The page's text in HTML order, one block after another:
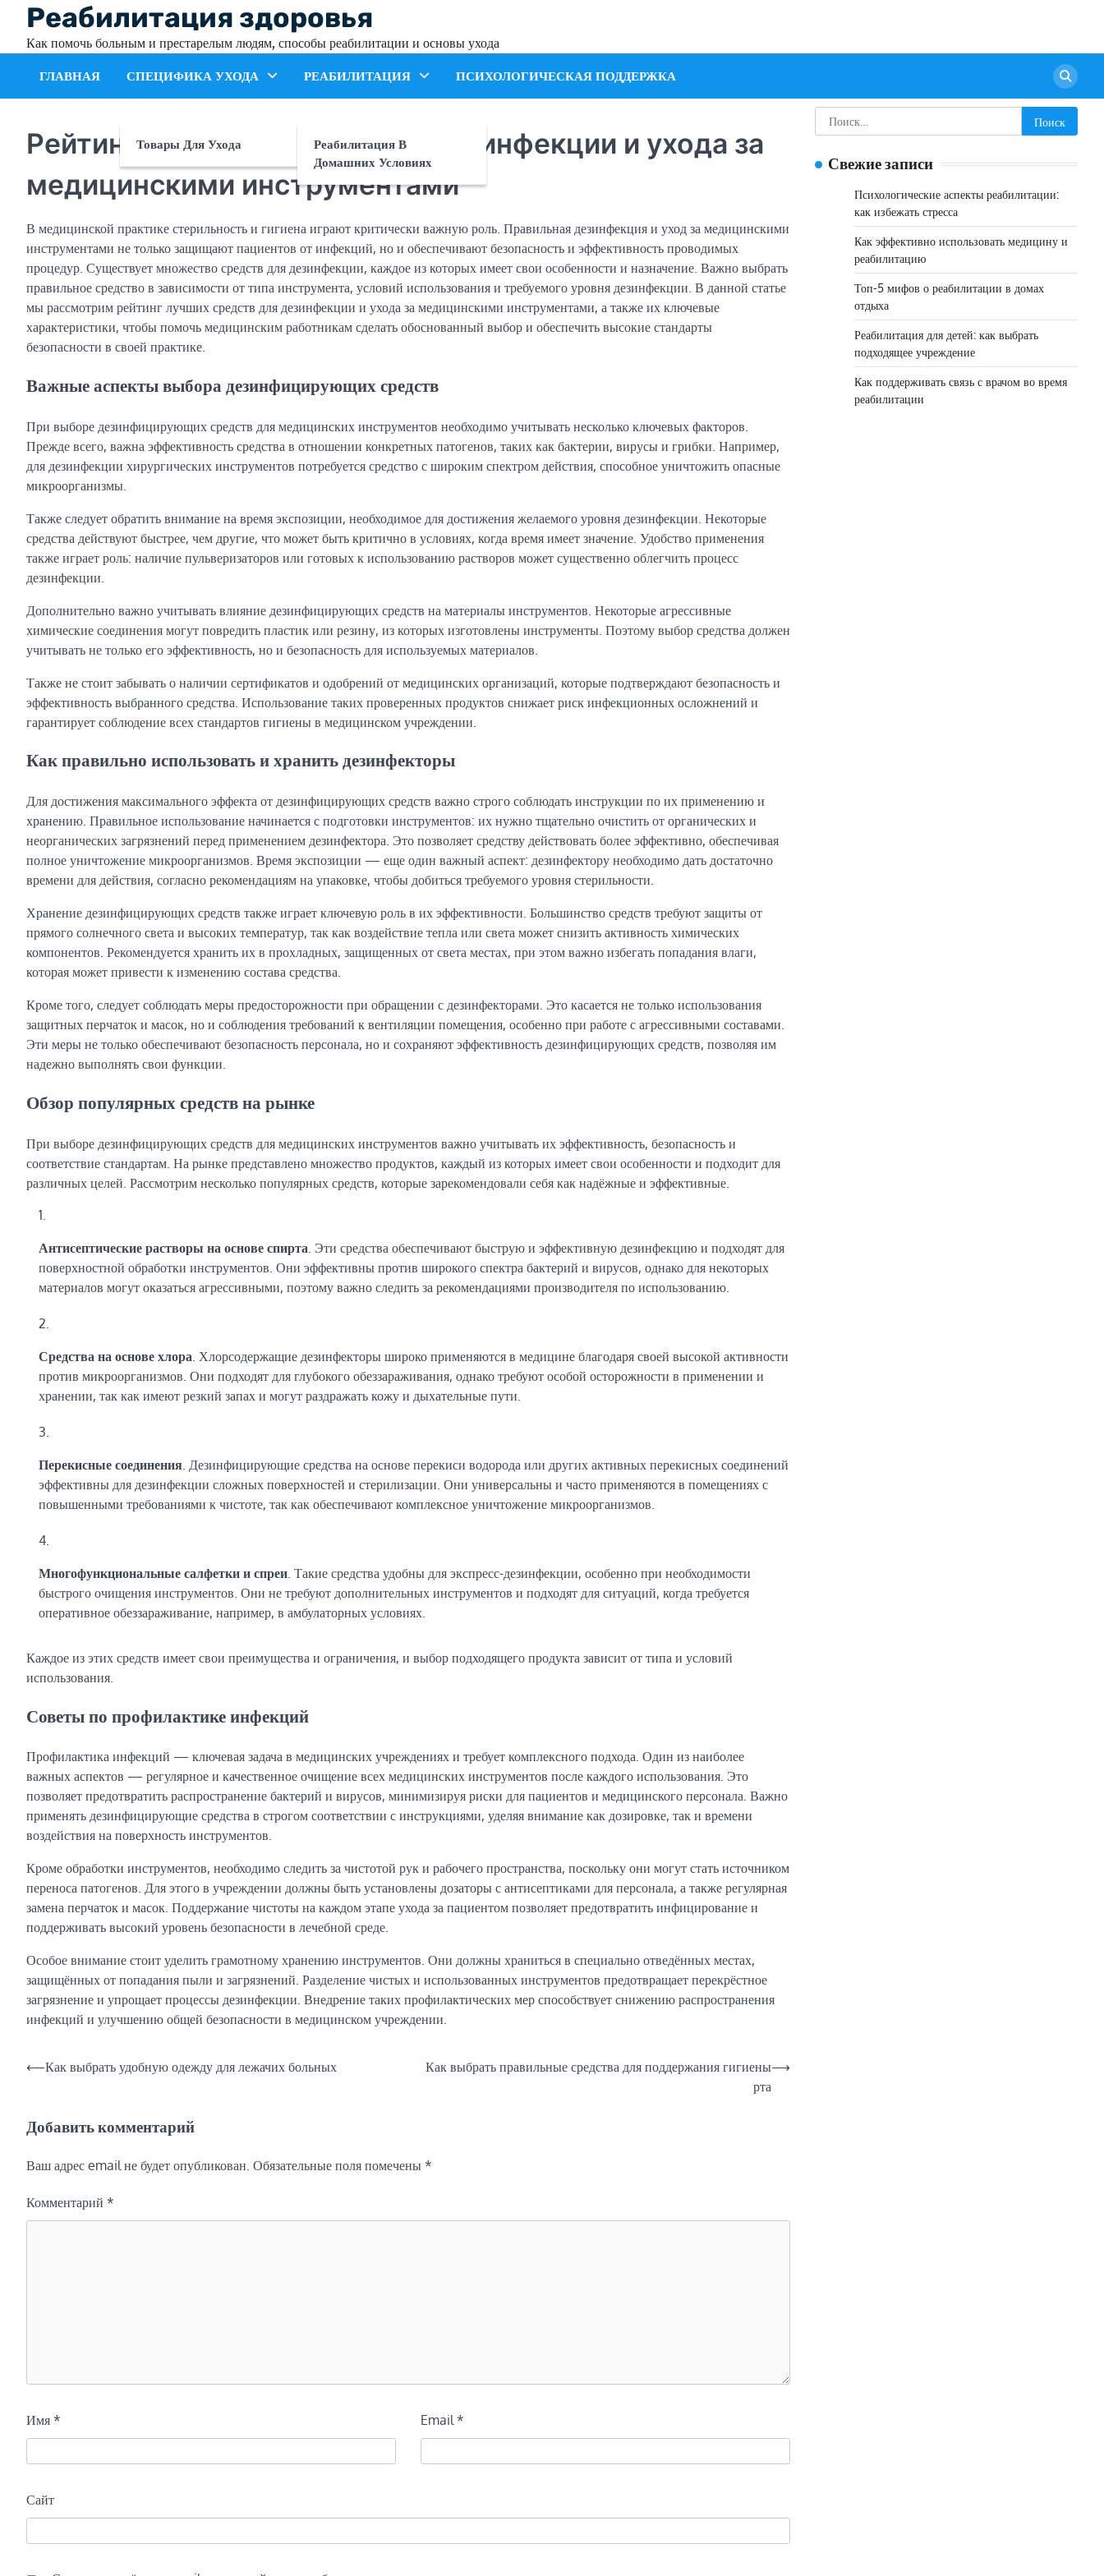
content
Реабилитация здоровья
Как помочь больным и престарелым людям, способы реабилитации и основы ухода
ГЛАВНАЯ СПЕЦИФИКА УХОДА
Товары Для Ухода
РЕАБИЛИТАЦИЯ
Реабилитация В
Домашних Условиях
ПСИХОЛОГИЧЕСКАЯ ПОДДЕРЖКА
Рейтинг лучших средств для дезинфекции и ухода за
медицинскими инструментами
В медицинской практике стерильность и гигиена играют критически важную роль. Правильная дезинфекция и уход за медицинскими
инструментами не только защищают пациентов от инфекций, но и обеспечивают безопасность и эффективность проводимых
процедур. Существует множество средств для дезинфекции, каждое из которых имеет свои особенности и назначение. Важно выбрать
правильное средство в зависимости от типа инструмента, условий использования и требуемого уровня дезинфекции. В данной статье
мы рассмотрим рейтинг лучших средств для дезинфекции и ухода за медицинскими инструментами, а также их ключевые
характеристики, чтобы помочь медицинским работникам сделать обоснованный выбор и обеспечить высокие стандарты
безопасности в своей практике.
Важные аспекты выбора дезинфицирующих средств
При выборе дезинфицирующих средств для медицинских инструментов необходимо учитывать несколько ключевых факторов.
Прежде всего, важна эффективность средства в отношении конкретных патогенов, таких как бактерии, вирусы и грибки. Например,
для дезинфекции хирургических инструментов потребуется средство с широким спектром действия, способное уничтожить опасные
микроорганизмы.
Также следует обратить внимание на время экспозиции, необходимое для достижения желаемого уровня дезинфекции. Некоторые
средства действуют быстрее, чем другие, что может быть критично в условиях, когда время имеет значение. Удобство применения
также играет роль: наличие пульверизаторов или готовых к использованию растворов может существенно облегчить процесс
дезинфекции.
Дополнительно важно учитывать влияние дезинфицирующих средств на материалы инструментов. Некоторые агрессивные
химические соединения могут повредить пластик или резину, из которых изготовлены инструменты. Поэтому выбор средства должен
учитывать не только его эффективность, но и безопасность для используемых материалов.
Также не стоит забывать о наличии сертификатов и одобрений от медицинских организаций, которые подтверждают безопасность и
эффективность выбранного средства. Использование таких проверенных продуктов снижает риск инфекционных осложнений и
гарантирует соблюдение всех стандартов гигиены в медицинском учреждении.
Как правильно использовать и хранить дезинфекторы
Для достижения максимального эффекта от дезинфицирующих средств важно строго соблюдать инструкции по их применению и
хранению. Правильное использование начинается с подготовки инструментов: их нужно тщательно очистить от органических и
неорганических загрязнений перед применением дезинфектора. Это позволяет средству действовать более эффективно, обеспечивая
полное уничтожение микроорганизмов. Время экспозиции — еще один важный аспект: дезинфектору необходимо дать достаточно
времени для действия, согласно рекомендациям на упаковке, чтобы добиться требуемого уровня стерильности.
Хранение дезинфицирующих средств также играет ключевую роль в их эффективности. Большинство средств требуют защиты от
прямого солнечного света и высоких температур, так как воздействие тепла или света может снизить активность химических
компонентов. Рекомендуется хранить их в прохладных, защищенных от света местах, при этом важно избегать попадания влаги,
которая может привести к изменению состава средства.
Кроме того, следует соблюдать меры предосторожности при обращении с дезинфекторами. Это касается не только использования
защитных перчаток и масок, но и соблюдения требований к вентиляции помещения, особенно при работе с агрессивными составами.
Эти меры не только обеспечивают безопасность персонала, но и сохраняют эффективность дезинфицирующих средств, позволяя им
надежно выполнять свои функции.
Обзор популярных средств на рынке
При выборе дезинфицирующих средств для медицинских инструментов важно учитывать их эффективность, безопасность и
соответствие стандартам. На рынке представлено множество продуктов, каждый из которых имеет свои особенности и подходит для
различных целей. Рассмотрим несколько популярных средств, которые зарекомендовали себя как надёжные и эффективные.
Антисептические растворы на основе спирта . Эти средства обеспечивают быструю и эффективную дезинфекцию и подходят для
поверхностной обработки инструментов. Они эффективны против широкого спектра бактерий и вирусов, однако для некоторых
материалов могут оказаться агрессивными, поэтому важно следить за рекомендациями производителя по использованию.
Средства на основе хлора . Хлорсодержащие дезинфекторы широко применяются в медицине благодаря своей высокой активности
против микроорганизмов. Они подходят для глубокого обеззараживания, однако требуют особой осторожности в применении и
хранении, так как имеют резкий запах и могут раздражать кожу и дыхательные пути.
Перекисные соединения . Дезинфицирующие средства на основе перекиси водорода или других активных перекисных соединений
эффективны для дезинфекции сложных поверхностей и стерилизации. Они универсальны и часто применяются в помещениях с
повышенными требованиями к чистоте, так как обеспечивают комплексное уничтожение микроорганизмов.
Многофункциональные салфетки и спреи . Такие средства удобны для экспресс-дезинфекции, особенно при необходимости
быстрого очищения инструментов. Они не требуют дополнительных инструментов и подходят для ситуаций, когда требуется
оперативное обеззараживание, например, в амбулаторных условиях.
Каждое из этих средств имеет свои преимущества и ограничения, и выбор подходящего продукта зависит от типа и условий
использования.
Советы по профилактике инфекций
Профилактика инфекций — ключевая задача в медицинских учреждениях и требует комплексного подхода. Один из наиболее
важных аспектов — регулярное и качественное очищение всех медицинских инструментов после каждого использования. Это
позволяет предотвратить распространение бактерий и вирусов, минимизируя риски для пациентов и медицинского персонала. Важно
применять дезинфицирующие средства в строгом соответствии с инструкциями, уделяя внимание как дозировке, так и времени
воздействия на поверхность инструментов.
Кроме обработки инструментов, необходимо следить за чистотой рук и рабочего пространства, поскольку они могут стать источником
переноса патогенов. Для этого в учреждении должны быть установлены дозаторы с антисептиками для персонала, а также регулярная
замена перчаток и масок. Поддержание чистоты на каждом этапе ухода за пациентом позволяет предотвратить инфицирование и
поддерживать высокий уровень безопасности в лечебной среде.
Особое внимание стоит уделить грамотному хранению инструментов. Они должны храниться в специально отведённых местах,
защищённых от попадания пыли и загрязнений. Разделение чистых и использованных инструментов предотвращает перекрёстное
загрязнение и упрощает процессы дезинфекции. Внедрение таких профилактических мер способствует снижению распространения
инфекций и улучшению общей безопасности в медицинском учреждении.
Навигация
записям
⟵Как выбрать удобную одежду для лежачих больных
Как выбрать правильные средства для поддержания гигиены
рта
⟶
Добавить комментарий
Ваш адрес email не будет опубликован. Обязательные поля помечены *
Комментарий *
Имя * Email*
Сайт
Найти:
Свежие записи
Психологические аспекты реабилитации:
как избежать стресса
Как эффективно использовать медицину и
реабилитацию
Топ-5 мифов о реабилитации в домах
отдыха
Реабилитация для детей: как выбрать
подходящее учреждение
Как поддерживать связь с врачом во время
реабилитации